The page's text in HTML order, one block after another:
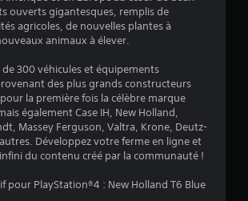
1
é
t
ouverts gigantesques, remplis de
agricoles, de nouvelles plantes à
animaux à élever.
300 véhicules et équipements
des plus grands constructeurs
la première fois la célèbre marque
également Case IH, New Holland,
Massey Ferguson, Valtra, Krone, Deutz-
Développez votre ferme en ligne et
du contenu créé par la communauté !
pour PlayStation®4 : New Holland T6 Blue